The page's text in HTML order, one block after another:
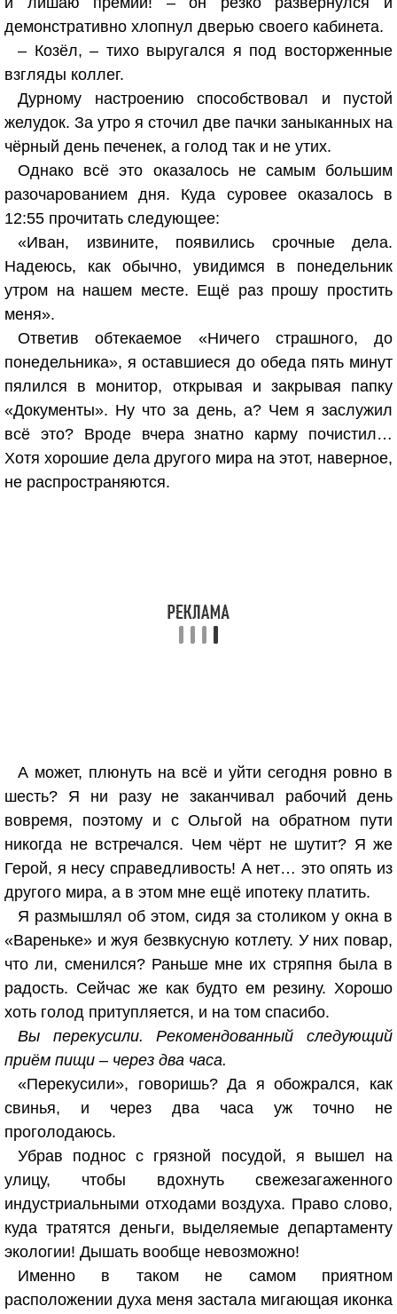
демонстративно хлопнул дверью своего кабинета.
– Козёл, – тихо выругался я под восторженные
взгляды коллег.
Дурному настроению способствовал и пустой
желудок. За утро я сточил две пачки заныканных на
чёрный день печенек, а голод так и не утих.
Однако всё это оказалось не самым большим
разочарованием дня. Куда суровее оказалось в
12:55 прочитать следующее:
«Иван, извините, появились срочные дела.
Надеюсь, как обычно, увидимся в понедельник
утром на нашем месте. Ещё раз прошу простить
меня».
Ответив обтекаемое «Ничего страшного, до
понедельника», я оставшиеся до обеда пять минут
пялился в монитор, открывая и закрывая папку
«Документы». Ну что за день, а? Чем я заслужил
всё это? Вроде вчера знатно карму почистил…
Хотя хорошие дела другого мира на этот, наверное,
не распространяются.
А может, плюнуть на всё и уйти сегодня ровно в
шесть? Я ни разу не заканчивал рабочий день
вовремя, поэтому и с Ольгой на обратном пути
никогда не встречался. Чем чёрт не шутит? Я же
Герой, я несу справедливость! А нет… это опять из
другого мира, а в этом мне ещё ипотеку платить.
Я размышлял об этом, сидя за столиком у окна в
«Вареньке» и жуя безвкусную котлету. У них повар,
что ли, сменился? Раньше мне их стряпня была в
радость. Сейчас же как будто ем резину. Хорошо
хоть голод притупляется, и на том спасибо.
Вы перекусили. Рекомендованный следующий
приём пищи – через два часа.
«Перекусили», говоришь? Да я обожрался, как
свинья, и через два часа уж точно не
проголодаюсь.
Убрав поднос с грязной посудой, я вышел на
улицу, чтобы вдохнуть свежезагаженного
индустриальными отходами воздуха. Право слово,
куда тратятся деньги, выделяемые департаменту
экологии! Дышать вообще невозможно!
Именно в таком не самом приятном
расположении духа меня застала мигающая иконка